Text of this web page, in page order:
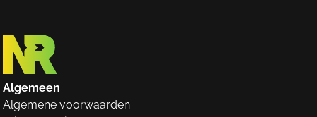
Algemeen
Algemene voorwaarden